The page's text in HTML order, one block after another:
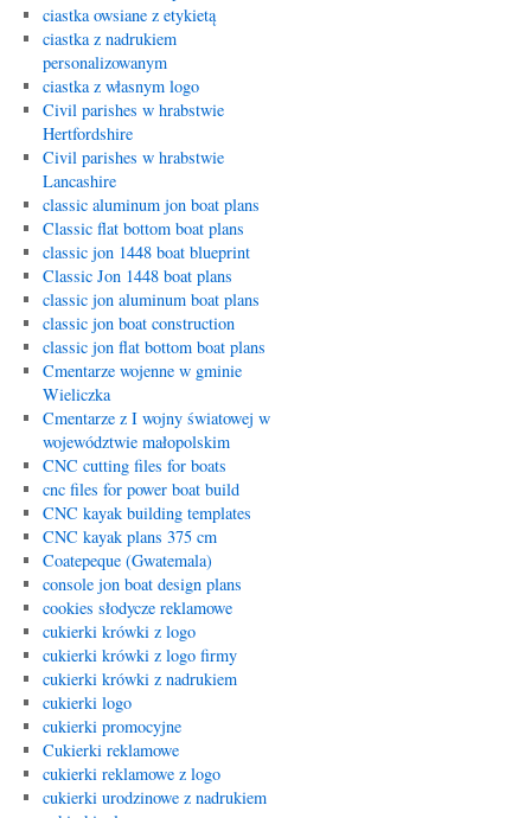
ciastka owsiane z etykietą
ciastka z nadrukiem
personalizowanym
ciastka z własnym logo
Civil parishes w hrabstwie
Hertfordshire
Civil parishes w hrabstwie
Lancashire
classic aluminum jon boat plans
Classic flat bottom boat plans
classic jon 1448 boat blueprint
Classic Jon 1448 boat plans
classic jon aluminum boat plans
classic jon boat construction
classic jon flat bottom boat plans
Cmentarze wojenne w gminie
Wieliczka
Cmentarze z I wojny światowej w
województwie małopolskim
CNC cutting files for boats
cnc files for power boat build
CNC kayak building templates
CNC kayak plans 375 cm
Coatepeque (Gwatemala)
console jon boat design plans
cookies słodycze reklamowe
cukierki krówki z logo
cukierki krówki z logo firmy
cukierki krówki z nadrukiem
cukierki logo
cukierki promocyjne
Cukierki reklamowe
cukierki reklamowe z logo
cukierki urodzinowe z nadrukiem